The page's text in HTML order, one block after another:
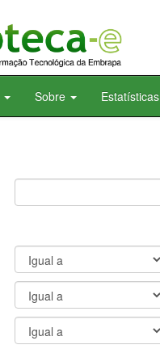
Sobre Estatísticas